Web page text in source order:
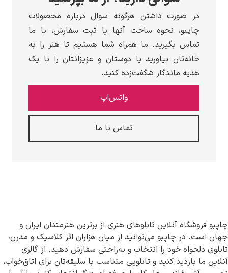
هرگونه سوال درباره محصولات
ساخت آنها یا ثبت سفارش، با ما
ما همراه شما هستیم تا هنر را به
یا دوستان و عزیزانتان را با یک
شگفت‌زده کنید.
تابلوهای هنری از برترین هنرمندان ایران و
می‌توانید از میان هزاران اثر کلاسیک و مدرن،
را انتخاب و به‌راحتی سفارش دهید. از گالری
و تابلویی متناسب با سلیقه‌تان برای اتاق‌خواب،